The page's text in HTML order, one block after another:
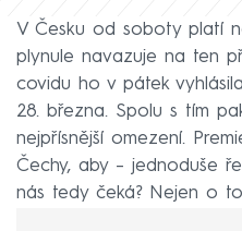
V Česku od soboty platí
plynule navazuje na ten
covidu ho v pátek
28. března. Spolu s tím
nejpřísnější omezení.
Čechy, aby – jednoduše
nás tedy čeká? Nejen o